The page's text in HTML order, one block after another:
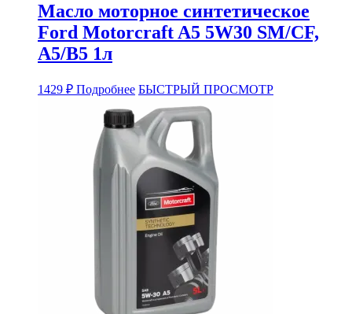
Масло моторное синтетическое
Ford Motorcraft A5 5W30 SM/CF,
A5/B5 1л
1429 ₽ Подробнее БЫСТРЫЙ ПРОСМОТР